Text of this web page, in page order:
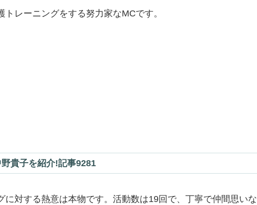
レーニングをする努力家なMCです。
貴子を紹介!記事9281
に対する熱意は本物です。活動数は19回で、丁寧で仲間思いな